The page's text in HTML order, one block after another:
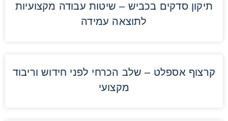
תיקון סדקים בכביש – שיטות עבודה מקצועיות
לתוצאה עמידה
קרצוף אספלט – שלב הכרחי לפני חידוש וריבוד
מקצועי